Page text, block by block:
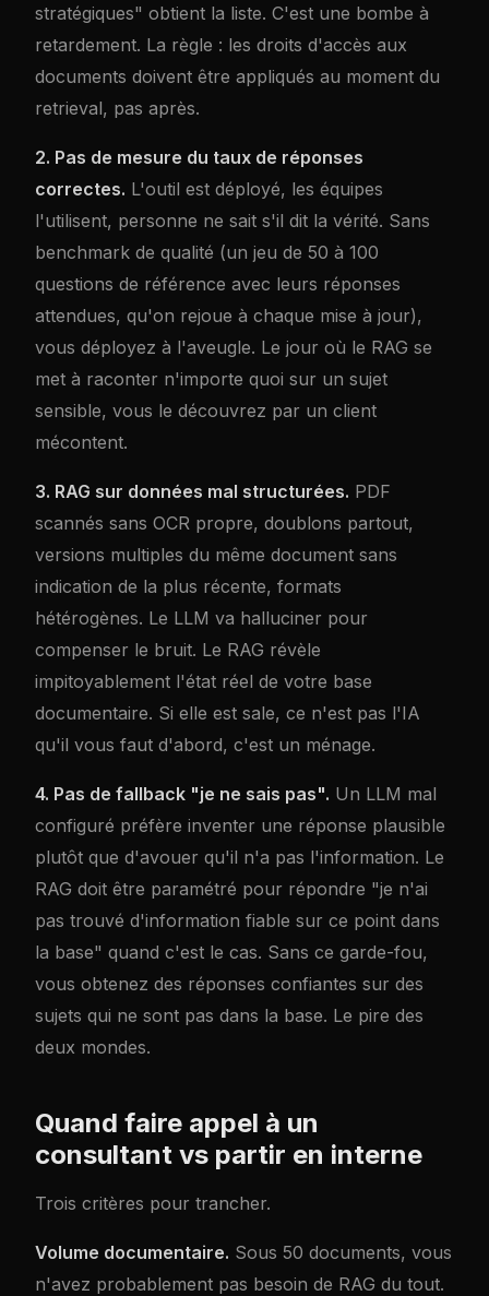
stratégiques" obtient la liste. C'est une bombe à
retardement. La règle : les droits d'accès aux
documents doivent être appliqués au moment du
retrieval, pas après.
2. Pas de mesure du taux de réponses
correctes. L'outil est déployé, les équipes
l'utilisent, personne ne sait s'il dit la vérité. Sans
benchmark de qualité (un jeu de 50 à 100
questions de référence avec leurs réponses
attendues, qu'on rejoue à chaque mise à jour),
vous déployez à l'aveugle. Le jour où le RAG se
met à raconter n'importe quoi sur un sujet
sensible, vous le découvrez par un client
mécontent.
3. RAG sur données mal structurées. PDF
scannés sans OCR propre, doublons partout,
versions multiples du même document sans
indication de la plus récente, formats
hétérogènes. Le LLM va halluciner pour
compenser le bruit. Le RAG révèle
impitoyablement l'état réel de votre base
documentaire. Si elle est sale, ce n'est pas l'IA
qu'il vous faut d'abord, c'est un ménage.
4. Pas de fallback "je ne sais pas". Un LLM mal
configuré préfère inventer une réponse plausible
plutôt que d'avouer qu'il n'a pas l'information. Le
RAG doit être paramétré pour répondre "je n'ai
pas trouvé d'information fiable sur ce point dans
la base" quand c'est le cas. Sans ce garde-fou,
vous obtenez des réponses confiantes sur des
sujets qui ne sont pas dans la base. Le pire des
deux mondes.
Quand faire appel à un
consultant vs partir en interne
Trois critères pour trancher.
Volume documentaire. Sous 50 documents, vous
n'avez probablement pas besoin de RAG du tout.